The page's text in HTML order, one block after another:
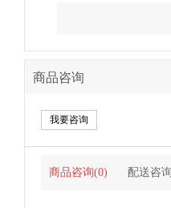
商品咨询
我要咨询
商品咨询(0) 配送咨